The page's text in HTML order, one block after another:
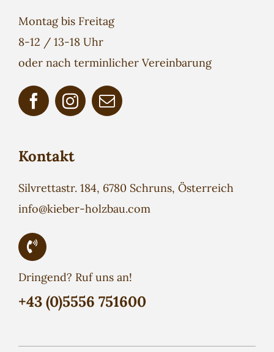
Montag bis Freitag
8-12 / 13-18 Uhr
oder nach terminlicher Vereinbarung
Kontakt
Silvrettastr. 184, 6780 Schruns, Österreich
info@kieber-holzbau.com
Dringend? Ruf uns an!
+43 (0)5556 751600